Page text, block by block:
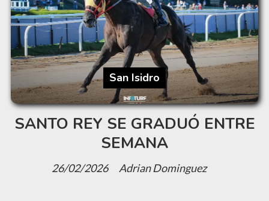
SANTO REY SE GRADUÓ ENTRE
SEMANA
Adrian Dominguez
San Isidro
26/02/2026